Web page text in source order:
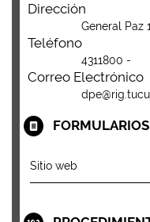
Dirección
General Paz
Teléfono
4311800 -
Correo Electrónico
Sitio web